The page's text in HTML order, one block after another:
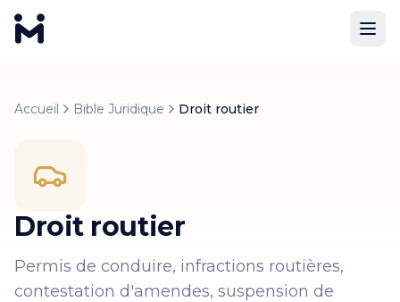
Accueil Bible Juridique Droit routier
Droit routier
Permis de conduire, infractions routières,
contestation d'amendes, suspension de